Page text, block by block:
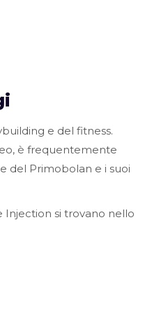
e del fitness.
è frequentemente
del Primobolan e i suoi
si trovano nello